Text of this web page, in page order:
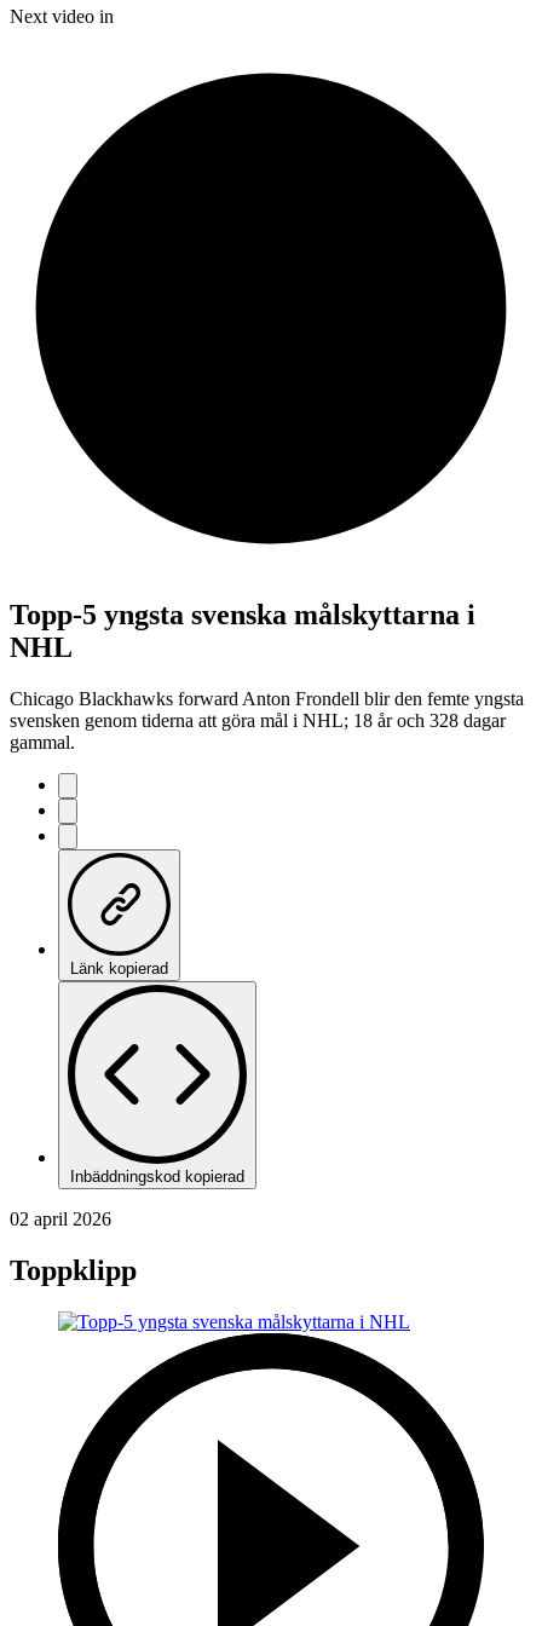
Next video in
Topp-5 yngsta svenska målskyttarna i
NHL
Chicago Blackhawks forward Anton Frondell blir den femte yngsta
svensken genom tiderna att göra mål i NHL; 18 år och 328 dagar
gammal.
Länk kopierad
Inbäddningskod kopierad
02 april 2026
Toppklipp